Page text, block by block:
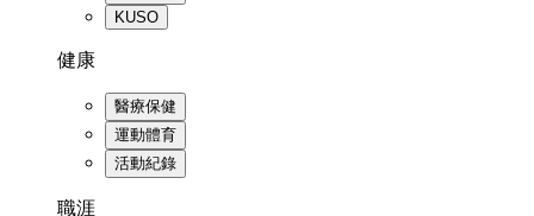
KUSO
健康
醫療保健
運動體育
活動紀錄
職涯